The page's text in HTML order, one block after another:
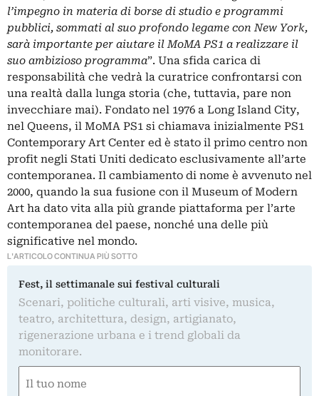
l’impegno in materia di borse di studio e programmi
pubblici, sommati al suo profondo legame con New York,
sarà importante per aiutare il MoMA PS1 a realizzare il
suo ambizioso programma”. Una sfida carica di
responsabilità che vedrà la curatrice confrontarsi con
una realtà dalla lunga storia (che, tuttavia, pare non
invecchiare mai). Fondato nel 1976 a Long Island City,
nel Queens, il MoMA PS1 si chiamava inizialmente PS1
Contemporary Art Center ed è stato il primo centro non
profit negli Stati Uniti dedicato esclusivamente all’arte
contemporanea. Il cambiamento di nome è avvenuto nel
2000, quando la sua fusione con il Museum of Modern
Art ha dato vita alla più grande piattaforma per l’arte
contemporanea del paese, nonché una delle più
significative nel mondo.
L'ARTICOLO CONTINUA PIÙ SOTTO
Fest, il settimanale sui festival culturali
Scenari, politiche culturali, arti visive, musica,
teatro, architettura, design, artigianato,
rigenerazione urbana e i trend globali da
monitorare.
(Obbligatorio)